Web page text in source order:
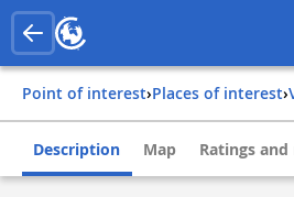
Point of interest› Places of interest›
Description Map Ratings